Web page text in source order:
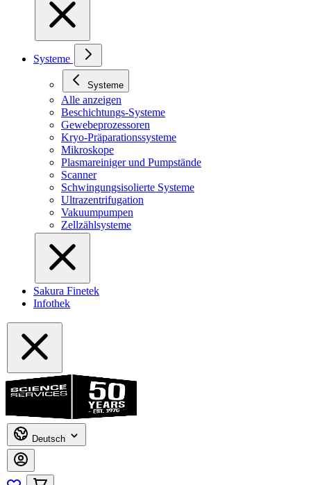
Systeme
Systeme
Alle anzeigen
Beschichtungs-Systeme
Gewebeprozessoren
Kryo-Präparationssysteme
Mikroskope
Plasmareiniger und Pumpstände
Scanner
Schwingungsisolierte Systeme
Ultrazentrifugation
Vakuumpumpen
Zellzählsysteme
Sakura Finetek
Infothek
Deutsch